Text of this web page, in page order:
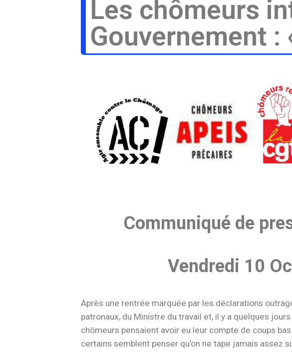
Les chômeurs
Gouvernement :
Communiqué de
Vendredi 10
Après une rentrée marquée par les déclarations
patronaux, du Ministre du travail et, il y a quelques
chômeurs pensaient avoir eu leur compte de coups
certains semblent penser qu’on ne tape jamais assez